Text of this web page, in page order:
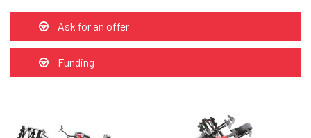
Ask for an offer
Funding